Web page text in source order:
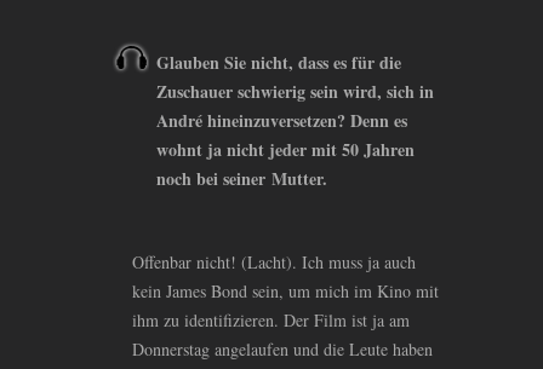
Glauben Sie nicht, dass es für die
Zuschauer schwierig sein wird, sich in
André hineinzuversetzen? Denn es
wohnt ja nicht jeder mit 50 Jahren
noch bei seiner Mutter.
Offenbar nicht! (Lacht). Ich muss ja auch
kein James Bond sein, um mich im Kino mit
ihm zu identifizieren. Der Film ist ja am
Donnerstag angelaufen und die Leute haben